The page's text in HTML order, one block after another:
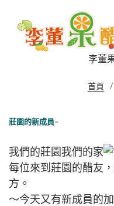
content
李董
首頁 /
莊園的新成員~
我們的莊園我們的家
每位來到莊園的醋友
方。
～今天又有新成員的